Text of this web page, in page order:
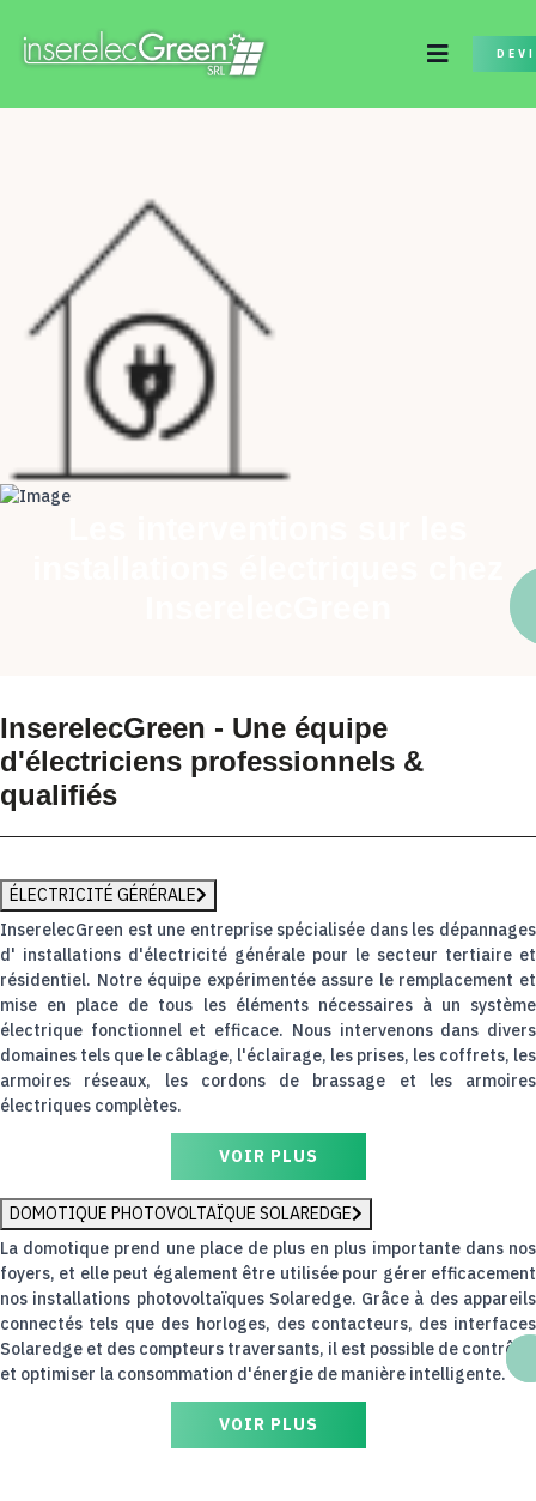
InserelecGreen - Une équipe
d'électriciens professionnels &
qualifiés
ÉLECTRICITÉ GÉRÉRALE
InserelecGreen est une entreprise spécialisée dans les dépannages
d' installations d'électricité générale pour le secteur tertiaire et
résidentiel. Notre équipe expérimentée assure le remplacement et
mise en place de tous les éléments nécessaires à un système
électrique fonctionnel et efficace. Nous intervenons dans divers
domaines tels que le câblage, l'éclairage, les prises, les coffrets, les
armoires réseaux, les cordons de brassage et les armoires
électriques complètes.
VOIR PLUS
DOMOTIQUE PHOTOVOLTAÏQUE SOLAREDGE
La domotique prend une place de plus en plus importante dans nos
foyers, et elle peut également être utilisée pour gérer efficacement
nos installations photovoltaïques Solaredge. Grâce à des appareils
connectés tels que des horloges, des contacteurs, des interfaces
Solaredge et des compteurs traversants, il est possible de contrôler
et optimiser la consommation d'énergie de manière intelligente.
VOIR PLUS